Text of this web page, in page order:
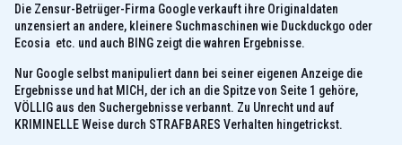
Die Zensur-Betrüger-Firma Google verkauft ihre Originaldaten
unzensiert an andere, kleinere Suchmaschinen wie Duckduckgo oder
Ecosia etc. und auch BING zeigt die wahren Ergebnisse.
Nur Google selbst manipuliert dann bei seiner eigenen Anzeige die
Ergebnisse und hat MICH, der ich an die Spitze von Seite 1 gehöre,
VÖLLIG aus den Suchergebnisse verbannt. Zu Unrecht und auf
KRIMINELLE Weise durch STRAFBARES Verhalten hingetrickst.